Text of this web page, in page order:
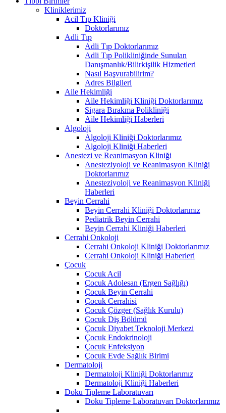
Kliniklerimiz
Acil Tıp Kliniği
Doktorlarımız
Adli Tıp
Adli Tıp Doktorlarımız
Adli Tıp Polikliniğinde Sunulan
Danışmanlık/Bilirkişilik Hizmetleri
Nasıl Başvurabilirim?
Adres Bilgileri
Aile Hekimliği
Aile Hekimliği Kliniği Doktorlarımız
Sigara Bırakma Polikliniği
Aile Hekimliği Haberleri
Algoloji
Algoloji Kliniği Doktorlarımız
Algoloji Kliniği Haberleri
Anestezi ve Reanimasyon Kliniği
Anesteziyoloji ve Reanimasyon Kliniği
Doktorlarımız
Anesteziyoloji ve Reanimasyon Kliniği
Haberleri
Beyin Cerrahi
Beyin Cerrahi Kliniği Doktorlarımız
Pediatrik Beyin Cerrahi
Beyin Cerrahi Kliniği Haberleri
Cerrahi Onkoloji
Cerrahi Onkoloji Kliniği Doktorlarımız
Cerrahi Onkoloji Kliniği Haberleri
Çocuk
Çocuk Acil
Çocuk Adolesan (Ergen Sağlığı)
Çocuk Beyin Cerrahi
Çocuk Cerrahisi
Çocuk Çözger (Sağlık Kurulu)
Çocuk Diş Bölümü
Çocuk Diyabet Teknoloji Merkezi
Çocuk Endokrinoloji
Çocuk Enfeksiyon
Çocuk Evde Sağlık Birimi
Dermatoloji
Dermatoloji Kliniği Doktorlarımız
Dermatoloji Kliniği Haberleri
Doku Tipleme Laboratuvarı
Doku Tipleme Laboratuvarı Doktorlarımız